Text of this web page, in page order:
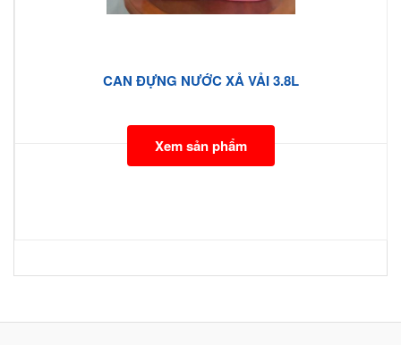
CAN ĐỰNG NƯỚC XẢ VẢI 3.8L
Xem sản phẩm